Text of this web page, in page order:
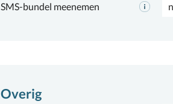
SMS-bundel meenemen
Overig